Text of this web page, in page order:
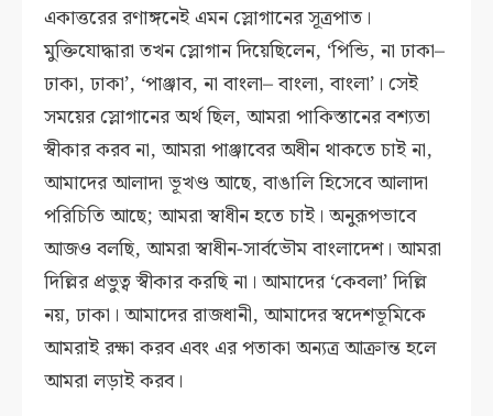
একাত্তরের রণাঙ্গনেই এমন স্লোগানের সূত্রপাত।
মুক্তিযোদ্ধারা তখন স্লোগান দিয়েছিলেন, ‘পিন্ডি, না ঢাকা–
ঢাকা, ঢাকা’, ‘পাঞ্জাব, না বাংলা– বাংলা, বাংলা’। সেই
সময়ের স্লোগানের অর্থ ছিল, আমরা পাকিস্তানের বশ্যতা
স্বীকার করব না, আমরা পাঞ্জাবের অধীন থাকতে চাই না,
আমাদের আলাদা ভূখণ্ড আছে, বাঙালি হিসেবে আলাদা
পরিচিতি আছে; আমরা স্বাধীন হতে চাই। অনুরূপভাবে
আজও বলছি, আমরা স্বাধীন-সার্বভৌম বাংলাদেশ। আমরা
দিল্লির প্রভুত্ব স্বীকার করছি না। আমাদের ‘কেবলা’ দিল্লি
নয়, ঢাকা। আমাদের রাজধানী, আমাদের স্বদেশভূমিকে
আমরাই রক্ষা করব এবং এর পতাকা অন্যত্র আক্রান্ত হলে
আমরা লড়াই করব।